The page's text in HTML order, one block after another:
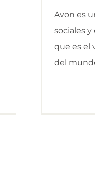
Avon es
sociales y
que es el
del